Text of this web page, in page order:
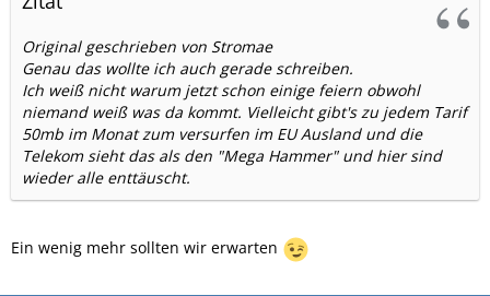
Original geschrieben von Stromae
Genau das wollte ich auch gerade schreiben.
Ich weiß nicht warum jetzt schon einige feiern obwohl
niemand weiß was da kommt. Vielleicht gibt's zu jedem Tarif
50mb im Monat zum versurfen im EU Ausland und die
Telekom sieht das als den "Mega Hammer" und hier sind
wieder alle enttäuscht.
Ein wenig mehr sollten wir erwarten